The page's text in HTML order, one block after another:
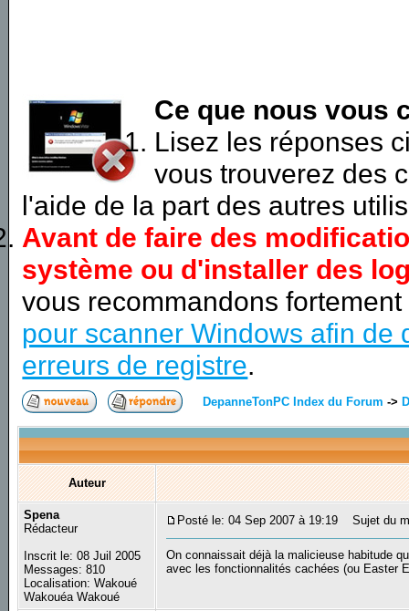
Ce que nous vous
Lisez les réponses
vous trouverez des
l'aide de la part des autres
Avant de faire des
système ou d'installer des
vous recommandons
pour scanner Windows afin de
erreurs de registre.
DepanneTonPC Index du Forum ->
Auteur
Spena
Rédacteur
Inscrit le: 08 Juil 2005
Messages: 810
Localisation: Wakoué
Wakouéa Wakoué
Posté le: 04 Sep 2007 à 19:19 Sujet du
On connaissait déjà la malicieuse habitude
avec les fonctionnalités cachées (ou Easter